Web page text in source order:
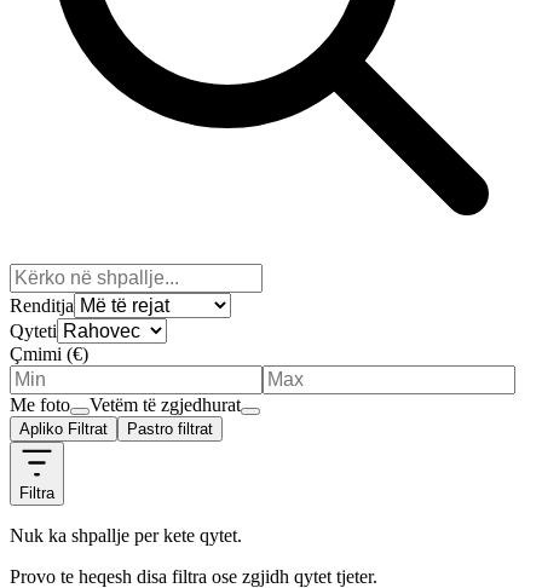
Renditja
Qyteti
Çmimi (€)
Me foto Vetëm të zgjedhurat
Apliko Filtrat Pastro filtrat
Filtra
Nuk ka shpallje per kete qytet.
Provo te heqesh disa filtra ose zgjidh qytet tjeter.